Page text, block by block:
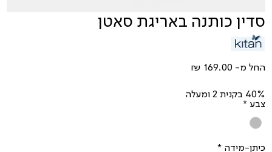
סדין כותנה באריגת סאטן
החל מ-
40% בקנית 2 ומעלה
צבע *
כיתן-מידה *